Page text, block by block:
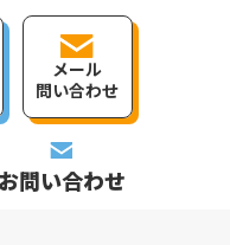
お問い合わせ
メール
問い合わせ